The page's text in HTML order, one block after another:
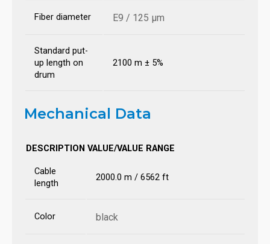
Fiber diameter E9 / 125 µm
Standard put-
up length on
drum
2100 m ± 5%
Mechanical Data
DESCRIPTION VALUE/VALUE RANGE
Cable
length
2000.0 m / 6562 ft
Color black